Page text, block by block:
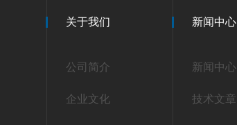
关于我们
公司简介
企业文化
新闻中心
新闻中心
技术文章